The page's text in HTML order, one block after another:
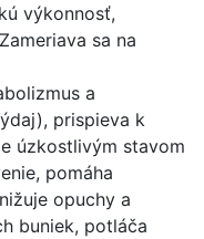
výkonnosť,
sa na
a
prispieva k
úzkostlivým stavom
pomáha
opuchy a
buniek, potláča